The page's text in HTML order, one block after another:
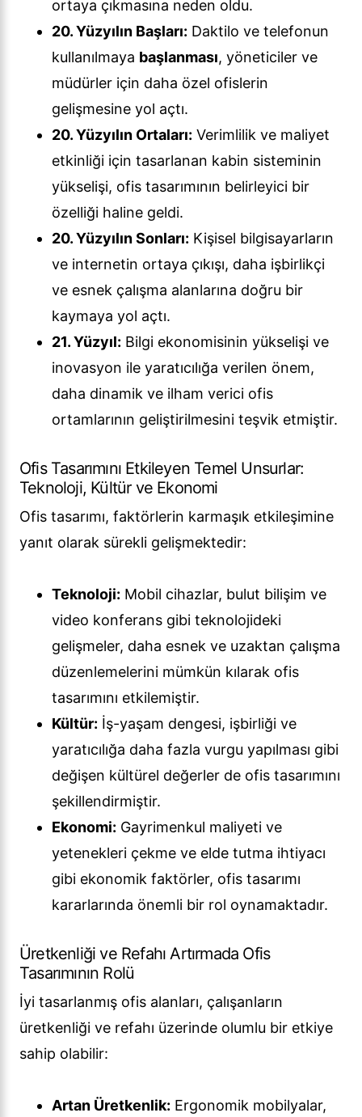
ortaya çıkmasına neden oldu.
20. Yüzyılın Başları: Daktilo ve telefonun
kullanılmaya başlanması, yöneticiler ve
müdürler için daha özel ofislerin
gelişmesine yol açtı.
20. Yüzyılın Ortaları: Verimlilik ve maliyet
etkinliği için tasarlanan kabin sisteminin
yükselişi, ofis tasarımının belirleyici bir
özelliği haline geldi.
20. Yüzyılın Sonları: Kişisel bilgisayarların
ve internetin ortaya çıkışı, daha işbirlikçi
ve esnek çalışma alanlarına doğru bir
kaymaya yol açtı.
21. Yüzyıl: Bilgi ekonomisinin yükselişi ve
inovasyon ile yaratıcılığa verilen önem,
daha dinamik ve ilham verici ofis
ortamlarının geliştirilmesini teşvik etmiştir.
Ofis Tasarımını Etkileyen Temel Unsurlar:
Teknoloji, Kültür ve Ekonomi
Ofis tasarımı, faktörlerin karmaşık etkileşimine
yanıt olarak sürekli gelişmektedir:
Teknoloji: Mobil cihazlar, bulut bilişim ve
video konferans gibi teknolojideki
gelişmeler, daha esnek ve uzaktan çalışma
düzenlemelerini mümkün kılarak ofis
tasarımını etkilemiştir.
Kültür: İş-yaşam dengesi, işbirliği ve
yaratıcılığa daha fazla vurgu yapılması gibi
değişen kültürel değerler de ofis tasarımını
şekillendirmiştir.
Ekonomi: Gayrimenkul maliyeti ve
yetenekleri çekme ve elde tutma ihtiyacı
gibi ekonomik faktörler, ofis tasarımı
kararlarında önemli bir rol oynamaktadır.
Üretkenliği ve Refahı Artırmada Ofis
Tasarımının Rolü
İyi tasarlanmış ofis alanları, çalışanların
üretkenliği ve refahı üzerinde olumlu bir etkiye
sahip olabilir:
Artan Üretkenlik: Ergonomik mobilyalar,